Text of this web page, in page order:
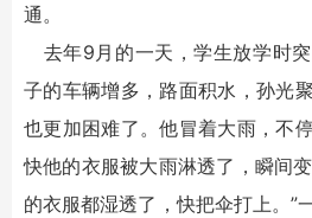
通。
去年9月的一天，学生放学时
子的车辆增多，路面积水，孙光
也更加困难了。他冒着大雨，不
快他的衣服被大雨淋透了，瞬间
的衣服都湿透了，快把伞打上。”